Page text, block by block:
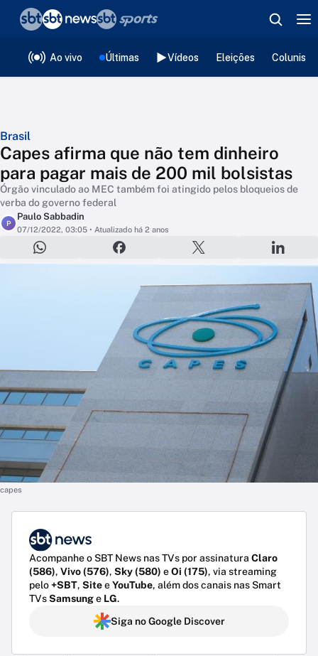
Ao vivo Últimas Vídeos Eleições
Brasil
Capes afirma que não tem dinheiro
para pagar mais de 200 mil bolsistas
Órgão vinculado ao MEC também foi atingido pelos bloqueios de
verba do governo federal
P
Paulo Sabbadin
07/12/2022, 03:05 • Atualizado há 2 anos
capes
Acompanhe o SBT News nas TVs por assinatura Claro
(586), Vivo (576), Sky (580) eOi (175), via streaming
pelo+SBT, SiteeYouTube, além dos canais nas Smart
TVsSamsunge LG.
Siga no Google Discover
❮voltar
Editorias